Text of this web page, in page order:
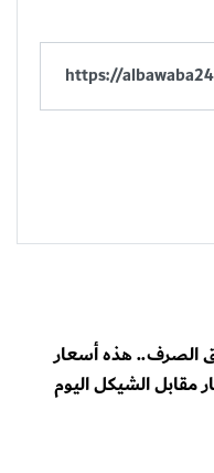
الصرف.. هذه أسعار
مقابل الشيكل اليوم